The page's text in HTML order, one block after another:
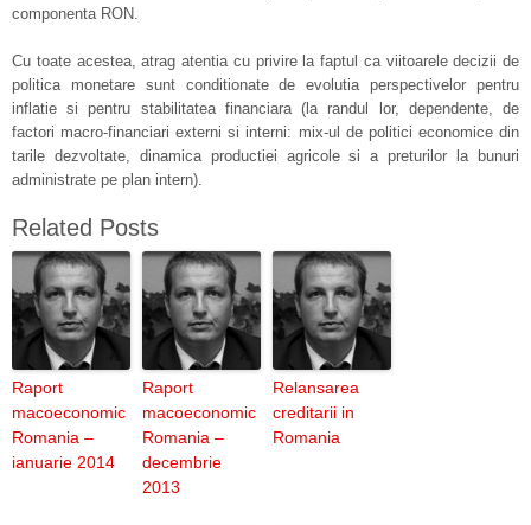
componenta RON.
Cu toate acestea, atrag atentia cu privire la faptul ca viitoarele decizii de
politica monetare sunt conditionate de evolutia perspectivelor pentru
inflatie si pentru stabilitatea financiara (la randul lor, dependente, de
factori macro-financiari externi si interni: mix-ul de politici economice din
tarile dezvoltate, dinamica productiei agricole si a preturilor la bunuri
administrate pe plan intern).
Related Posts
Raport
macoeconomic
Romania –
ianuarie 2014
Raport
macoeconomic
Romania –
decembrie
2013
Relansarea
creditarii in
Romania